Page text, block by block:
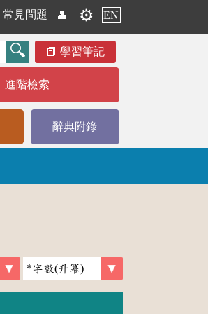
常見問題 👤 ⚙️ EN
學習筆記
進階檢索
辭典附錄